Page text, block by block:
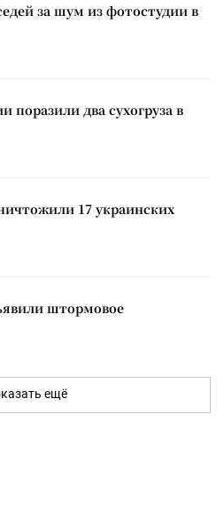
за шум из фотостудии в
поразили два сухогруза в
17 украинских
штормовое
ещё